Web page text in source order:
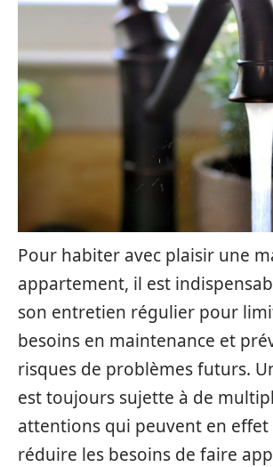
Pour habiter avec plaisir une
appartement, il est
son entretien régulier pour
besoins en maintenance et
risques de problèmes futurs.
est toujours sujette à de
attentions qui peuvent en
réduire les besoins de faire